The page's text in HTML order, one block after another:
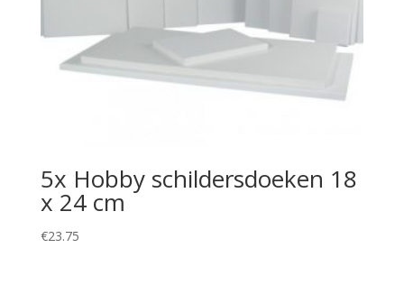
5x Hobby schildersdoeken 18
x 24 cm
€23.75